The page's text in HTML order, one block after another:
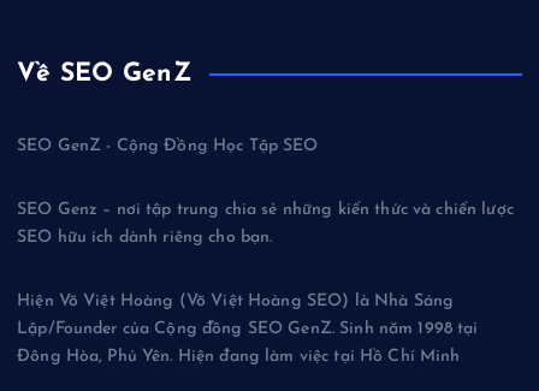
Về SEO GenZ
SEO GenZ - Cộng Đồng Học Tập SEO
SEO Genz – nơi tập trung chia sẻ những kiến thức và chiến lược
SEO hữu ích dành riêng cho bạn.
Hiện Võ Việt Hoàng (Võ Việt Hoàng SEO) là Nhà Sáng
Lập/Founder của Cộng đồng SEO GenZ. Sinh năm 1998 tại
Đông Hòa, Phú Yên. Hiện đang làm việc tại Hồ Chí Minh